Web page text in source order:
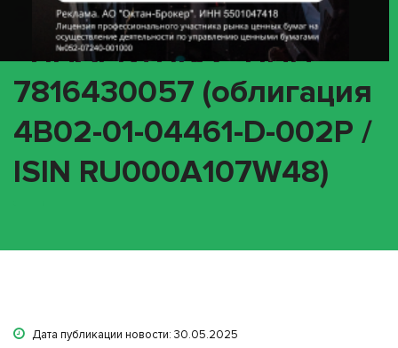
эмитента ПАО
«ИНАРКТИКА» ИНН
7816430057 (облигация
4B02-01-04461-D-002P /
ISIN RU000A107W48)
Дата публикации новости: 30.05.2025